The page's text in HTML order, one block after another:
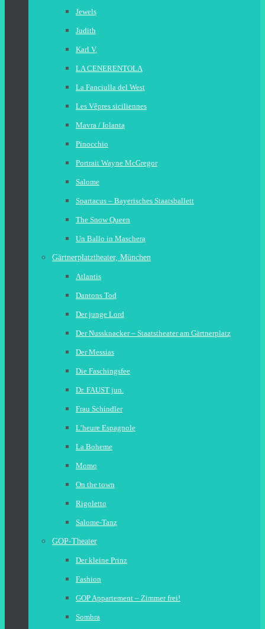
Jewels
Judith
Karl V.
LA CENERENTOLA
La Fanciulla del West
Les Vêpres siciliennes
Mavra / Iolanta
Pinocchio
Portrait Wayne McGregor
Salome
Spartacus – Bayerisches Staatsballett
The Snow Queen
Un Ballo in Maschera
Gärtnerplatztheater, München
Atlantis
Dantons Tod
Der junge Lord
Der Nussknacker – Staatstheater am Gärtnerplatz
Der Messias
Die Faschingsfee
Dr. FAUST jun.
Frau Schindler
L’heure Espagnole
La Boheme
Momo
On the town
Rigoletto
Salome-Tanz
GOP-Theater
Der kleine Prinz
Fashion
GOP Appartement – Zimmer frei!
Sombra